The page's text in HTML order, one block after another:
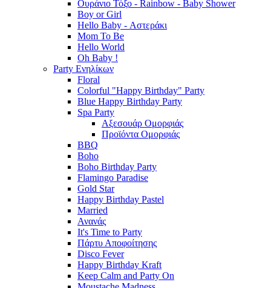
Ουράνιο Τόξο - Rainbow - Baby Shower
Boy or Girl
Hello Baby - Αστεράκι
Mom To Be
Hello World
Oh Baby !
Party Ενηλίκων
Floral
Colorful "Happy Birthday" Party
Blue Happy Birthday Party
Spa Party
Αξεσουάρ Ομορφιάς
Προϊόντα Ομορφιάς
BBQ
Boho
Boho Birthday Party
Flamingo Paradise
Gold Star
Happy Birthday Pastel
Married
Ανανάς
It's Time to Party
Πάρτυ Αποφοίτησης
Disco Fever
Happy Birthday Kraft
Keep Calm and Party On